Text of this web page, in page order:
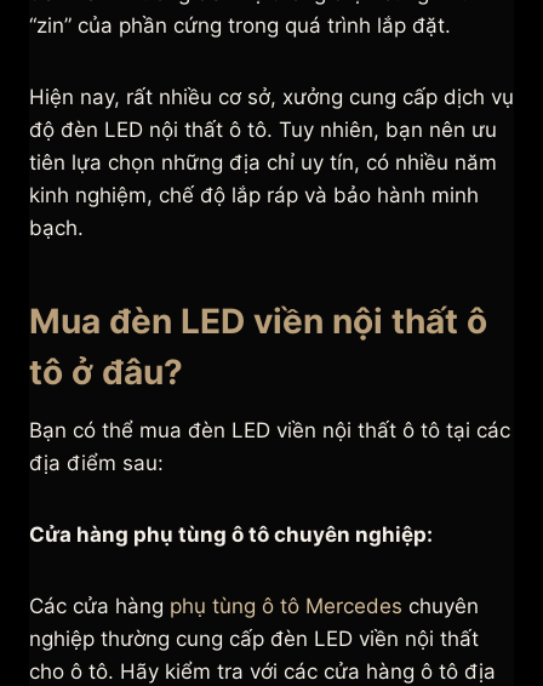
“zin” của phần cứng trong quá trình lắp đặt.
Hiện nay, rất nhiều cơ sở, xưởng cung cấp dịch vụ
độ đèn LED nội thất ô tô. Tuy nhiên, bạn nên ưu
tiên lựa chọn những địa chỉ uy tín, có nhiều năm
kinh nghiệm, chế độ lắp ráp và bảo hành minh
bạch.
Mua đèn LED viền nội thất ô
tô ở đâu?
Bạn có thể mua đèn LED viền nội thất ô tô tại các
địa điểm sau:
Cửa hàng phụ tùng ô tô chuyên nghiệp:
Các cửa hàng phụ tùng ô tô Mercedes chuyên
nghiệp thường cung cấp đèn LED viền nội thất
cho ô tô. Hãy kiểm tra với các cửa hàng ô tô địa